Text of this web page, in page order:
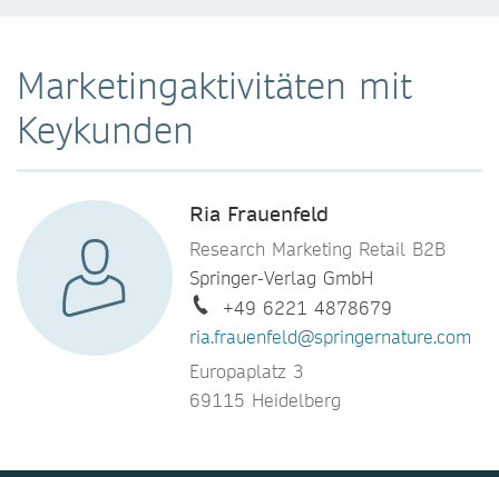
Marketingaktivitäten mit
Keykunden
Ria Frauenfeld
Research Marketing Retail B2B
Springer-Verlag GmbH
+49 6221 4878679
ria.frauenfeld@springernature.com
Europaplatz 3
69115 Heidelberg